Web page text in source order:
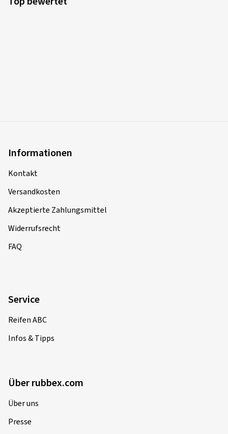
Informationen
Kontakt
Versandkosten
Akzeptierte Zahlungsmittel
Widerrufsrecht
FAQ
Service
Reifen ABC
Infos & Tipps
Über rubbex.com
Über uns
Presse